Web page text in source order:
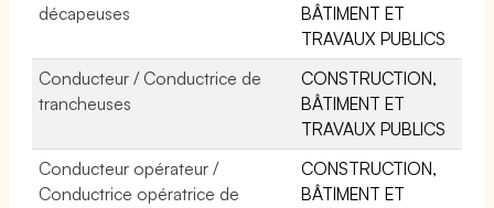
décapeuses
BÂTIMENT ET
TRAVAUX PUBLICS
Conducteur / Conductrice de
trancheuses
CONSTRUCTION,
BÂTIMENT ET
TRAVAUX PUBLICS
Conducteur opérateur /
Conductrice opératrice de
CONSTRUCTION,
BÂTIMENT ET